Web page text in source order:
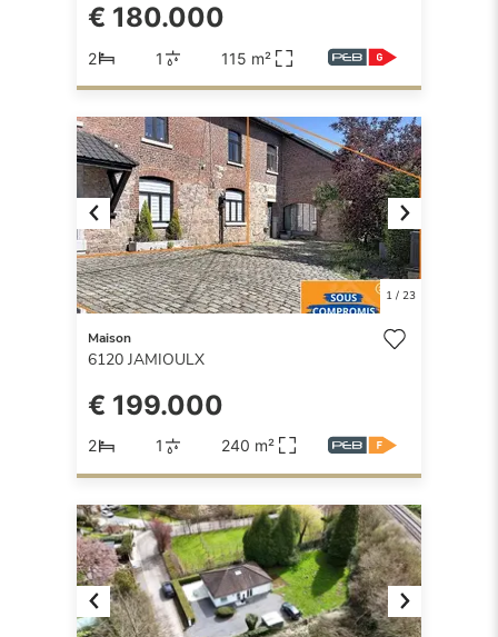
€ 180.000
2 1 115 m²
Previous Next
1/ 23
Maison
6120 JAMIOULX
€ 199.000
2 1 240 m²
Previous Next